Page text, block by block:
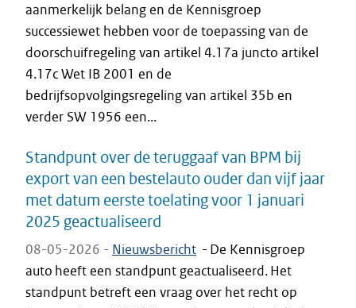
aanmerkelijk belang en de Kennisgroep
successiewet hebben voor de toepassing van de
doorschuifregeling van artikel 4.17a juncto artikel
4.17c Wet IB 2001 en de
bedrijfsopvolgingsregeling van artikel 35b en
verder SW 1956 een...
Standpunt over de teruggaaf van BPM bij
export van een bestelauto ouder dan vijf jaar
met datum eerste toelating voor 1 januari
2025 geactualiseerd
08-05-2026 - Nieuwsbericht - De Kennisgroep
auto heeft een standpunt geactualiseerd. Het
standpunt betreft een vraag over het recht op